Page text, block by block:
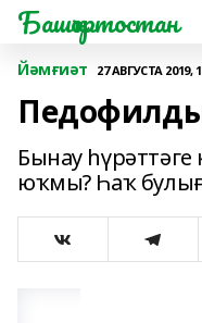
Башҡортостан
Йәмғиәт 27 АВГУСТА 2019,
Бынау
юҡмы? Һаҡ